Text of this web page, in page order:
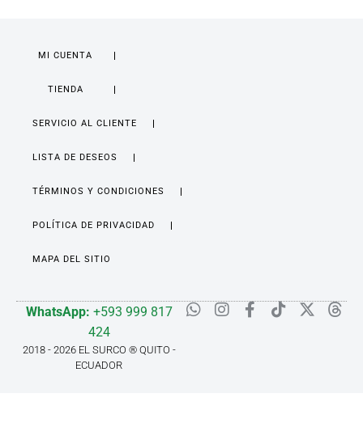
MI CUENTA
TIENDA
SERVICIO AL CLIENTE
LISTA DE DESEOS
TÉRMINOS Y CONDICIONES
POLÍTICA DE PRIVACIDAD
MAPA DEL SITIO
WhatsApp: +593 999 817
424
2018 - 2026 EL SURCO ® QUITO -
ECUADOR